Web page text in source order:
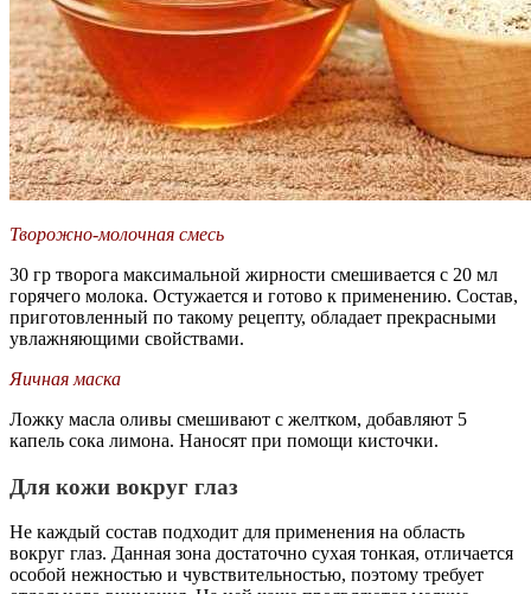
Творожно-молочная смесь
30 гр творога максимальной жирности смешивается с 20 мл
горячего молока. Остужается и готово к применению. Состав,
приготовленный по такому рецепту, обладает прекрасными
увлажняющими свойствами.
Яичная маска
Ложку масла оливы смешивают с желтком, добавляют 5
капель сока лимона. Наносят при помощи кисточки.
Для кожи вокруг глаз
Не каждый состав подходит для применения на область
вокруг глаз. Данная зона достаточно сухая тонкая, отличается
особой нежностью и чувствительностью, поэтому требует